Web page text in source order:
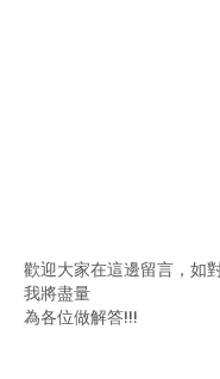
歡迎大家在這邊留言，如
我將盡量
為各位做解答!!!